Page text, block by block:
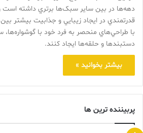
دهه‌ها در بين ساير سبک‌ها برتري داشته است و
قدرتمندي در ايجاد زيبايي و جذابيت بيشتر
با طراحي‌هاي منحصر به فرد خود با گوشواره‌ها،
دستبندها و حلقه‌ها ايجاد کنند.
بیشتر بخوانید »
پربیننده ترین ها